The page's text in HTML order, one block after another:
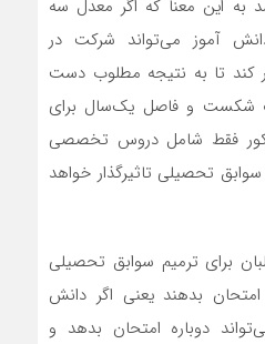
به این معنا که اگر معدل سه
آموز می‌تواند شرکت در
کند تا به نتیجه مطلوب دست
شکست و فاصل یک‌سال برای
فقط شامل دروس تخصصی
تحصیلی تاثیرگذار خواهد
برای ترمیم سوابق تحصیلی
امتحان بدهند یعنی اگر دانش
دوباره امتحان بدهد و